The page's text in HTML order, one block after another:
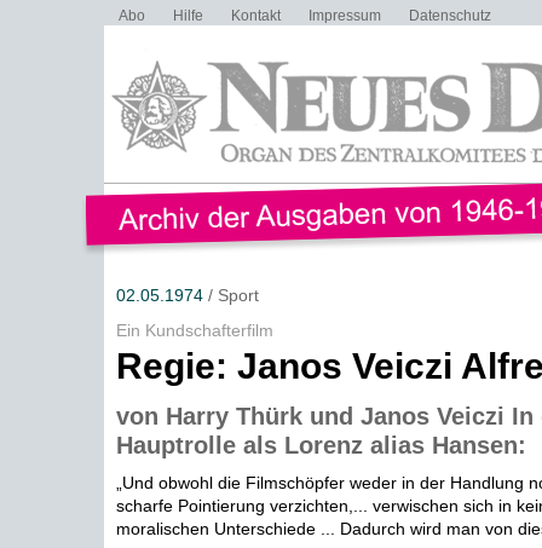
Abo Hilfe Kontakt Impressum Datenschutz
02.05.1974/ Sport
Ein Kundschafterfilm
Regie: Janos Veiczi
von Harry Thürk und Janos Veiczi In
Hauptrolle als Lorenz alias Hansen:
„Und obwohl die Filmschöpfer weder in der Handlung
scharfe Pointierung verzichten,... verwischen sich in
moralischen Unterschiede ... Dadurch wird man von